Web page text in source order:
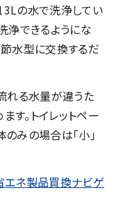
の水で洗浄してい
浄できるようにな
節水型に交換するだ
れる水量が違うた
す。トイレットペー
みの場合は「小」
ネ製品買換ナビゲ